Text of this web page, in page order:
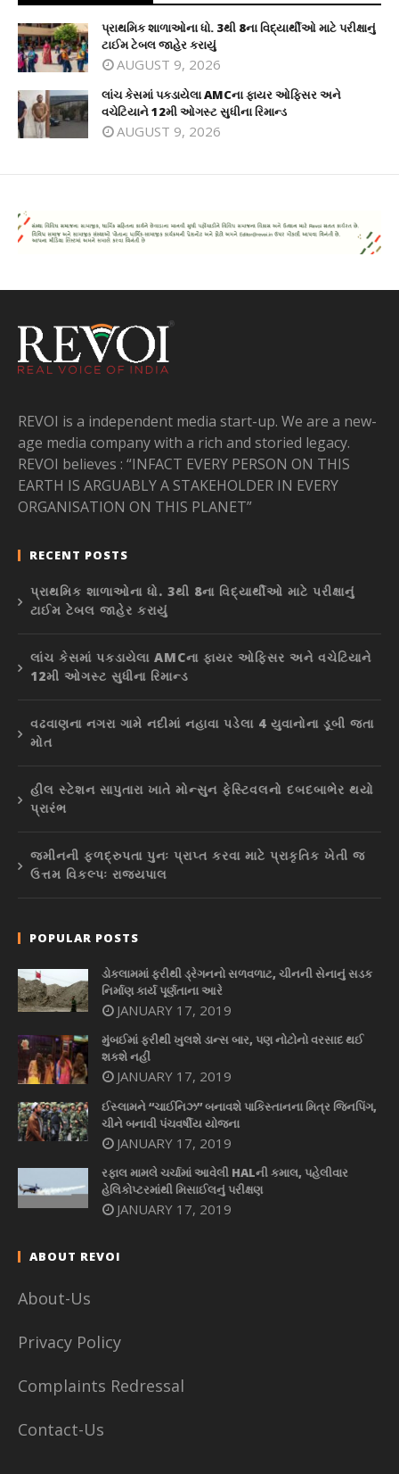
પ્રાથમિક શાળાઓના ધો. 3થી 8ના વિદ્યાર્થીઓ માટે પરીક્ષાનું
ટાઈમ ટેબલ જાહેર કરાયું
AUGUST 9, 2026
લાંચ કેસમાં પકડાયેલા AMCના ફાયર ઓફિસર અને
વચેટિયાને 12મી ઓગસ્ટ સુધીના રિમાન્ડ
AUGUST 9, 2026
REVOI is a independent media start-up. We are a new-
age media company with a rich and storied legacy.
REVOI believes : “INFACT EVERY PERSON ON THIS
EARTH IS ARGUABLY A STAKEHOLDER IN EVERY
ORGANISATION ON THIS PLANET”
RECENT POSTS
પ્રાથમિક શાળાઓના ધો. 3થી 8ના વિદ્યાર્થીઓ માટે પરીક્ષાનું
ટાઈમ ટેબલ જાહેર કરાયું
લાંચ કેસમાં પકડાયેલા AMCના ફાયર ઓફિસર અને વચેટિયાને
12મી ઓગસ્ટ સુધીના રિમાન્ડ
વઢવાણના નગરા ગામે નદીમાં નહાવા પડેલા 4 યુવાનોના ડૂબી જતા
મોત
હીલ સ્ટેશન સાપુતારા ખાતે મોન્સુન ફેસ્ટિવલનો દબદબાભેર થયો
પ્રારંભ
જમીનની ફળદ્રુપતા પુનઃ પ્રાપ્ત કરવા માટે પ્રાકૃતિક ખેતી જ
ઉત્તમ વિકલ્પઃ રાજ્યપાલ
POPULAR POSTS
ડોકલામમાં ફરીથી ડ્રેગનનો સળવળાટ, ચીનની સેનાનું સડક
નિર્માણ કાર્ય પૂર્ણતાના આરે
JANUARY 17, 2019
મુંબઈમાં ફરીથી ખુલશે ડાન્સ બાર, પણ નોટોનો વરસાદ થઈ
શકશે નહીં
JANUARY 17, 2019
ઈસ્લામને “ચાઈનિઝ” બનાવશે પાકિસ્તાનના મિત્ર જિનપિંગ,
ચીને બનાવી પંચવર્ષીય યોજના
JANUARY 17, 2019
રફાલ મામલે ચર્ચામાં આવેલી HALની કમાલ, પહેલીવાર
હેલિકોપ્ટરમાંથી મિસાઈલનું પરીક્ષણ
JANUARY 17, 2019
ABOUT REVOI
About-Us
Privacy Policy
Complaints Redressal
Contact-Us